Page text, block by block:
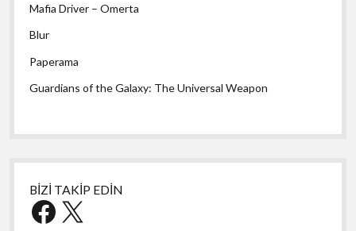
Mafia Driver – Omerta
Blur
Paperama
Guardians of the Galaxy: The Universal Weapon
BİZİ TAKİP EDİN
Facebook
X